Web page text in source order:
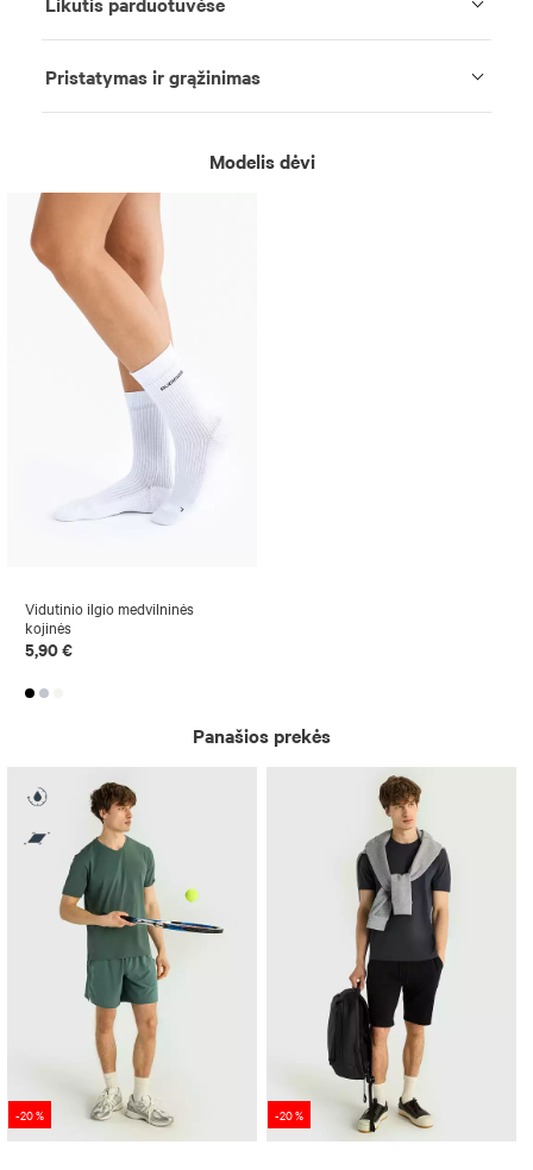
Pristatymas ir grąžinimas
Modelis dėvi
Vidutinio ilgio medvilninės
kojinės
5,90 €
Panašios prekės
-20 % -20 %